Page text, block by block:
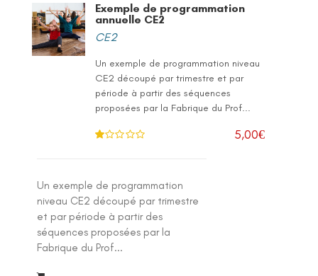
Exemple de programmation
annuelle CE2
CE2
Un exemple de programmation niveau
CE2 découpé par trimestre et par
période à partir des séquences
proposées par la Fabrique du Prof...
.0
0
su
5,00€
Un exemple de programmation
niveau CE2 découpé par trimestre
et par période à partir des
séquences proposées par la
Fabrique du Prof...